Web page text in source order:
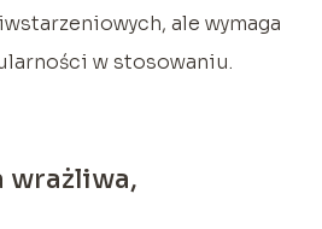
ale wymaga
w stosowaniu.
wrażliwa,